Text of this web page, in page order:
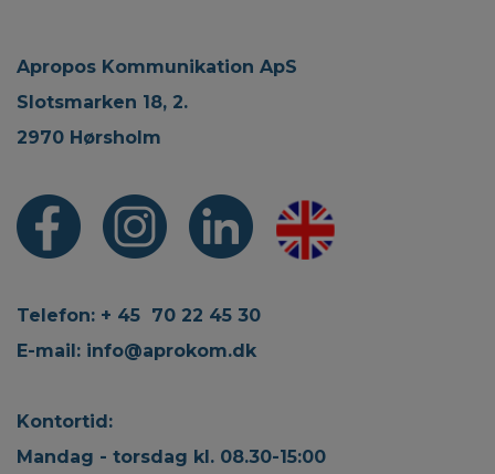
Apropos Kommunikation ApS
Slotsmarken 18, 2.
2970 Hørsholm
Telefon: + 45 70 22 45 30
E-mail: info@aprokom.dk
Kontortid:
Mandag - torsdag kl. 08.30-15:00